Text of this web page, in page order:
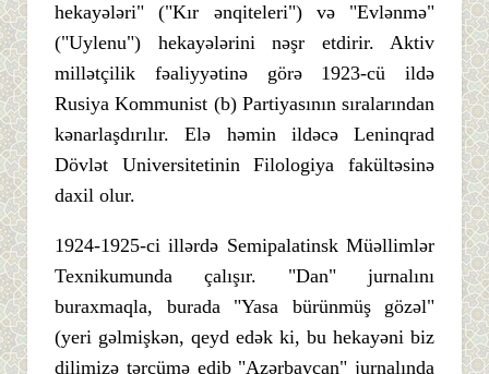
hekayələri" ("Kır ənqiteleri") və "Evlənmə"
("Uylenu") hekayələrini nəşr etdirir. Aktiv
millətçilik fəaliyyətinə görə 1923-cü ildə
Rusiya Kommunist (b) Partiyasının sıralarından
kənarlaşdırılır. Elə həmin ildəcə Leninqrad
Dövlət Universitetinin Filologiya fakültəsinə
daxil olur.
1924-1925-ci illərdə Semipalatinsk Müəllimlər
Texnikumunda çalışır. "Dan" jurnalını
buraxmaqla, burada "Yasa bürünmüş gözəl"
(yeri gəlmişkən, qeyd edək ki, bu hekayəni biz
dilimizə tərcümə edib "Azərbaycan" jurnalında